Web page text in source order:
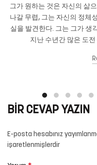
그가 원하는 것은 자신의 삶
나갈 무렵, 그는 자신의 정체
실을 발견한다. 그는 그가 생
지난 수년간 많은 도
BIR CEVAP YAZIN
E-posta hesabınız
işaretlenmişlerdir